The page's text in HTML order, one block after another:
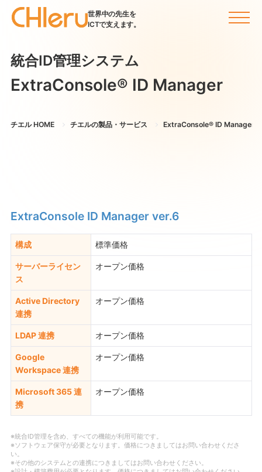
世界中の先生を
ICTで支えます。
統合ID管理システム
ExtraConsole® ID Manager
チエル HOME チエルの製品・サービス ExtraConsole® ID Manager
ExtraConsole ID Manager ver.6
構成 標準価格
サーバーライセン
ス
オープン価格
Active Directory
連携
オープン価格
LDAP 連携 オープン価格
Google
Workspace 連携
オープン価格
Microsoft 365 連
携
オープン価格
※統合ID管理を含め、すべての機能が利用可能です。
※ソフトウェア保守が必要となります。価格につきましてはお問い合わせくださ
い。
※その他のシステムとの連携につきましてはお問い合わせください。